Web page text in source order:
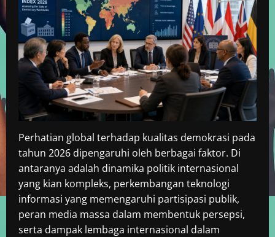
Perhatian global terhadap kualitas demokrasi pada
tahun 2026 dipengaruhi oleh berbagai faktor. Di
antaranya adalah dinamika politik internasional
yang kian kompleks, perkembangan teknologi
informasi yang memengaruhi partisipasi publik,
peran media massa dalam membentuk persepsi,
serta dampak lembaga internasional dalam